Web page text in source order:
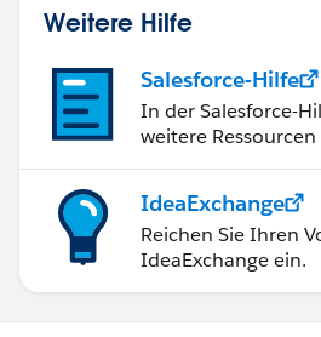
Weitere Hilfe
Salesforce-Hilfe
In der Salesforce-
weitere
IdeaExchange
Reichen Sie Ihren
IdeaExchange ein.